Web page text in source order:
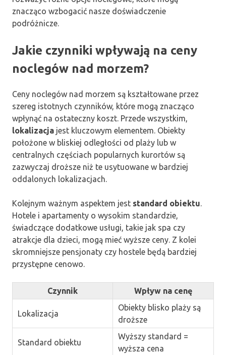
znacząco wzbogacić nasze doświadczenie
podróżnicze.
Jakie czynniki wpływają na ceny
noclegów nad morzem?
Ceny noclegów nad morzem są kształtowane przez
szereg istotnych czynników, które mogą znacząco
wpłynąć na ostateczny koszt. Przede wszystkim,
lokalizacja jest kluczowym elementem. Obiekty
położone w bliskiej odległości od plaży lub w
centralnych częściach popularnych kurortów są
zazwyczaj droższe niż te usytuowane w bardziej
oddalonych lokalizacjach.
Kolejnym ważnym aspektem jest standard obiektu.
Hotele i apartamenty o wysokim standardzie,
świadczące dodatkowe usługi, takie jak spa czy
atrakcje dla dzieci, mogą mieć wyższe ceny. Z kolei
skromniejsze pensjonaty czy hostele będą bardziej
przystępne cenowo.
Czynnik Wpływ na cenę
Lokalizacja
Obiekty blisko plaży są
droższe
Standard obiektu
Wyższy standard =
wyższa cena